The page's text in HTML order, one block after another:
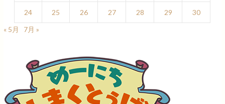
24 25 26 27 28 29
30
« 5月
7月 »